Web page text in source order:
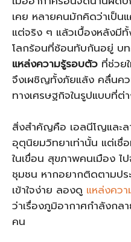
เคย หลายคนมักคิดว่าเป็น
แต่จริง ๆ แล้วเบื้องหลังมี
โลกร้อนที่ซ้อนทับกันอยู่ บ
แหล่งความรู้รอบตัว ที่ช่วย
จึงเผชิญทั้งภัยแล้ง คลื่นค
ทางเศรษฐกิจในรูปแบบที่ต่
สิ่งสำคัญคือ เอลนีโญและล
อุตุนิยมวิทยาเท่านั้น แต่เชื่
ในเขื่อน สุขภาพคนเมือง ไ
ชุมชน หากอยากติดตามปร
เข้าใจง่าย ลองดู แหล่งคว
ว่าเรื่องภูมิอากาศกำลังกล
คน